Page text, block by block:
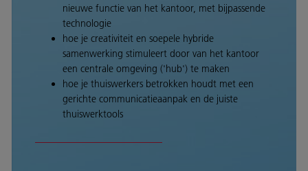
nieuwe functie van het kantoor, met bijpassende
technologie
hoe je creativiteit en soepele hybride
samenwerking stimuleert door van het kantoor
een centrale omgeving ('hub') te maken
hoe je thuiswerkers betrokken houdt met een
gerichte communicatieaanpak en de juiste
thuiswerktools